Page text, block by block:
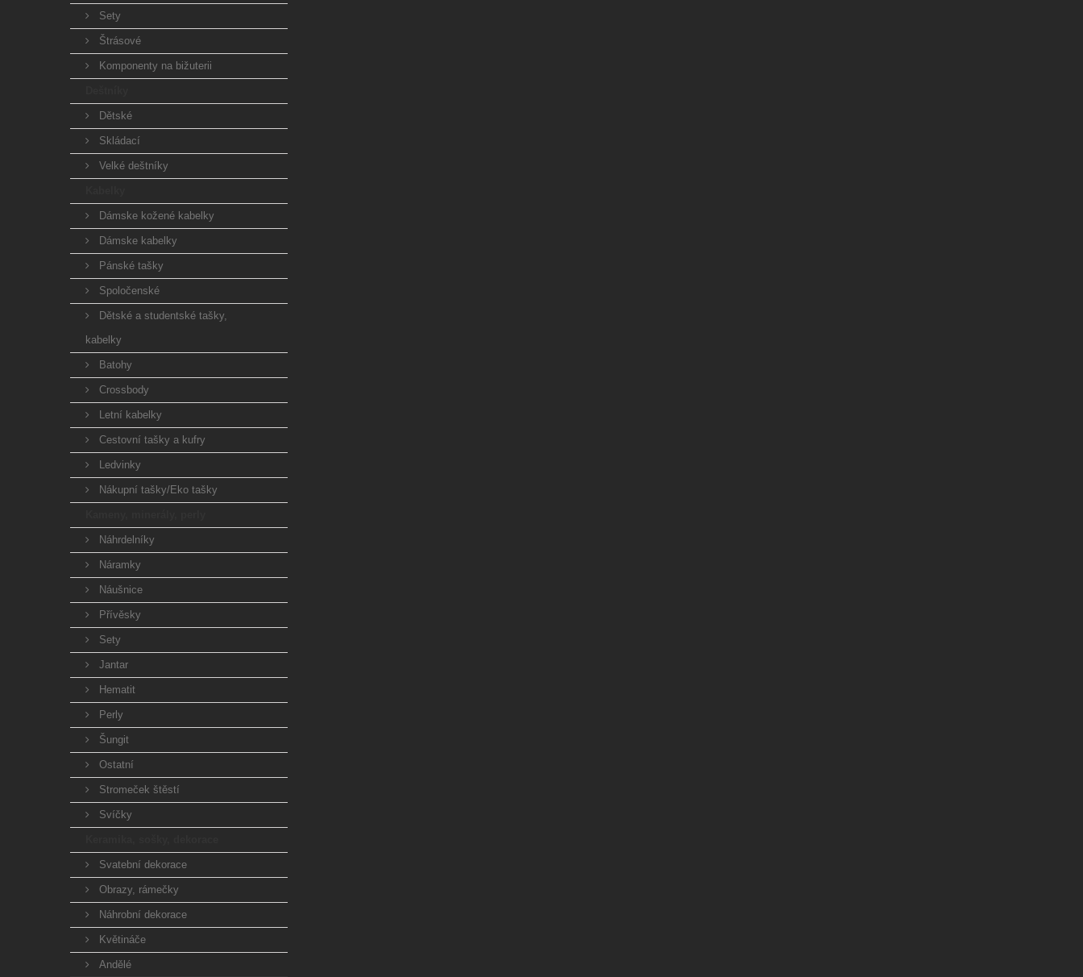
Sety
Štrásové
Komponenty na bižuterii
Dětské
Skládací
Velké deštníky
Dámske kožené kabelky
Dámske kabelky
Pánské tašky
Spoločenské
Dětské a studentské tašky,
kabelky
Batohy
Crossbody
Letní kabelky
Cestovní tašky a kufry
Ledvinky
Nákupní tašky/Eko tašky
Náhrdelníky
Náramky
Náušnice
Přívěsky
Sety
Jantar
Hematit
Perly
Šungit
Ostatní
Stromeček štěstí
Svíčky
Svatební dekorace
Obrazy, rámečky
Náhrobní dekorace
Květináče
Andělé